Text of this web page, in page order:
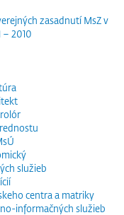
zasadnutí MsZ v
– 2010
služieb
centra a matriky
informačných služieb